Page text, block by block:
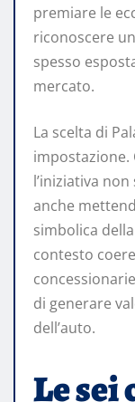
premiare le
riconoscere
spesso
mercato.
La scelta di
impostazione.
l’iniziativa
anche
simbolica
contesto
di generare
dell’auto.
Le sei